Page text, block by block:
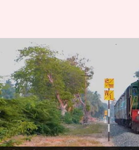
சென்னை
ராமநாதபுரம்
வாரத்திற்கு 3
சிறப்பு
எழுதியவர் Venkatalakshmi V Sep 13,
செய்தி முன்னோட்டம்